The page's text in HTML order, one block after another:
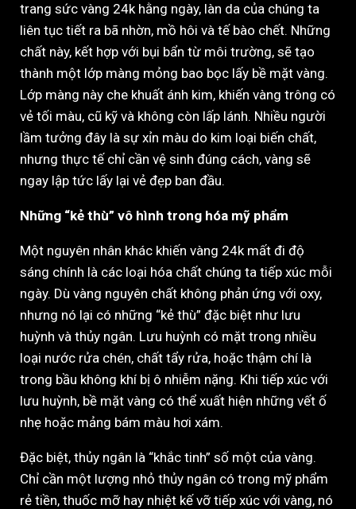
trang sức vàng 24k hằng ngày, làn da của chúng ta
liên tục tiết ra bã nhờn, mồ hôi và tế bào chết. Những
chất này, kết hợp với bụi bẩn từ môi trường, sẽ tạo
thành một lớp màng mỏng bao bọc lấy bề mặt vàng.
Lớp màng này che khuất ánh kim, khiến vàng trông có
vẻ tối màu, cũ kỹ và không còn lấp lánh. Nhiều người
lầm tưởng đây là sự xỉn màu do kim loại biến chất,
nhưng thực tế chỉ cần vệ sinh đúng cách, vàng sẽ
ngay lập tức lấy lại vẻ đẹp ban đầu.
Những “kẻ thù” vô hình trong hóa mỹ phẩm
Một nguyên nhân khác khiến vàng 24k mất đi độ
sáng chính là các loại hóa chất chúng ta tiếp xúc mỗi
ngày. Dù vàng nguyên chất không phản ứng với oxy,
nhưng nó lại có những “kẻ thù” đặc biệt như lưu
huỳnh và thủy ngân. Lưu huỳnh có mặt trong nhiều
loại nước rửa chén, chất tẩy rửa, hoặc thậm chí là
trong bầu không khí bị ô nhiễm nặng. Khi tiếp xúc với
lưu huỳnh, bề mặt vàng có thể xuất hiện những vết ố
nhẹ hoặc mảng bám màu hơi xám.
Đặc biệt, thủy ngân là “khắc tinh” số một của vàng.
Chỉ cần một lượng nhỏ thủy ngân có trong mỹ phẩm
rẻ tiền, thuốc mỡ hay nhiệt kế vỡ tiếp xúc với vàng, nó